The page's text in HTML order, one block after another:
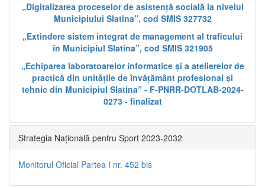
„Digitalizarea proceselor de asistență socială la nivelul
Municipiului Slatina”, cod SMIS 327732
„Extindere sistem integrat de management al traficului
în Municipiul Slatina”, cod SMIS 321905
„Echiparea laboratoarelor informatice și a atelierelor de
practică din unitățile de învățământ profesional și
tehnic din Municipiul Slatina” - F-PNRR-DOTLAB-2024-
0273 - finalizat
Strategia Națională pentru Sport 2023-2032
Monitorul Oficial Partea I nr. 452 bis